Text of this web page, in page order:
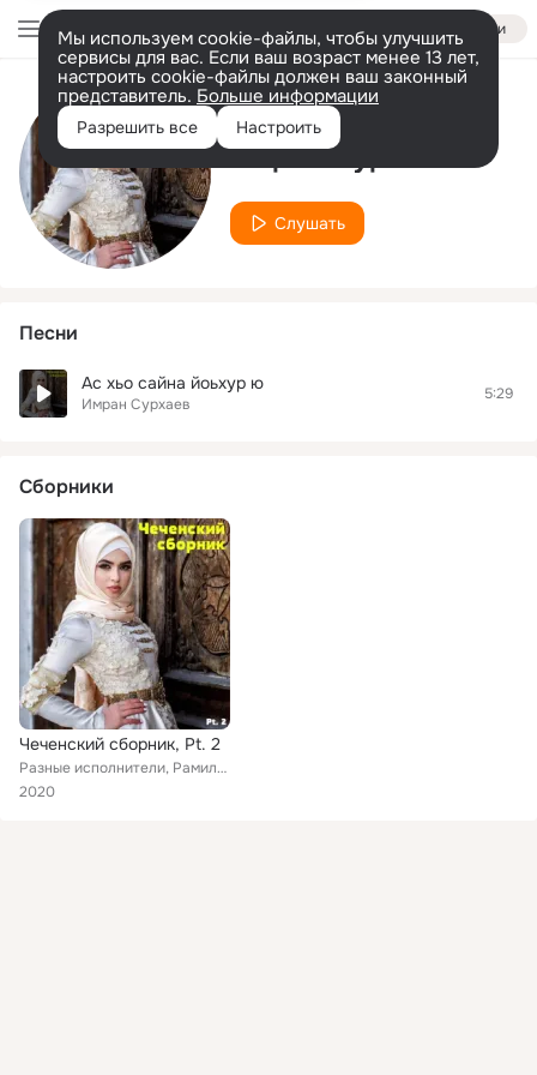
Войти
Мы используем cookie-файлы, чтобы улучшить
сервисы для вас. Если ваш возраст менее 13 лет,
настроить cookie-файлы должен ваш законный
представитель. Больше информации
Разрешить все Настроить
Исполнитель
Имран Сурхаев
Слушать
Песни
Ас хьо сайна йоьхур ю
Имран Сурхаев
5:29
Сборники
Чеченский сборник, Pt. 2
Разные исполнители, Рамиль Тарамов, Мага Мальцагов, Милана Висханова, Рамзан Джамбураев, Сулумбек Тазабаев, Хизар Раджапов, Имра...
2020